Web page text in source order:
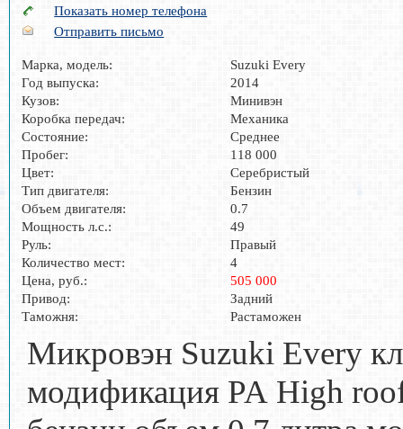
Показать номер телефона
Отправить письмо
Марка, модель:
Suzuki Every
Год выпуска:
2014
Кузов:
Минивэн
Коробка передач:
Механика
Состояние:
Среднее
Пробег:
118 000
Цвет:
Серебристый
Тип двигателя:
Бензин
Объем двигателя:
0.7
Мощность л.с.:
49
Руль:
Правый
Количество мест:
4
Цена, руб.:
505 000
Привод:
Задний
Таможня:
Растаможен
Микровэн Suzuki Every
модификация PA High